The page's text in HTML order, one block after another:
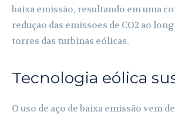
baixa emissão, resultando em uma
redução das emissões de CO2 ao
torres das turbinas eólicas.
Tecnologia eólica
O uso de aço de baixa emissão vem